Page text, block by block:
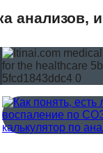
анализов,